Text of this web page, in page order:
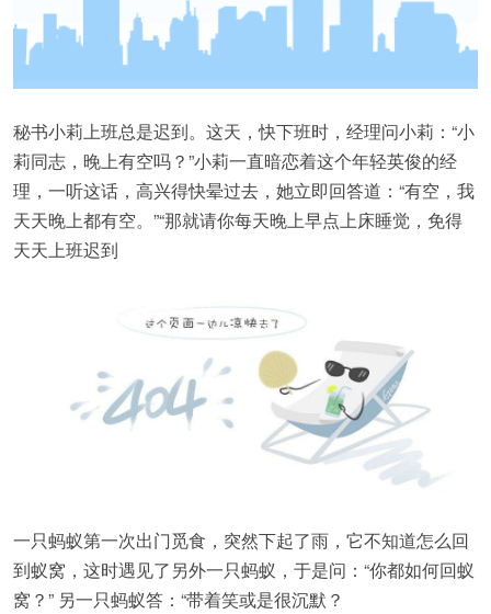
秘书小莉上班总是迟到。这天，快下班时，经理问小莉：“小
莉同志，晚上有空吗？”小莉一直暗恋着这个年轻英俊的经
理，一听这话，高兴得快晕过去，她立即回答道：“有空，我
天天晚上都有空。”“那就请你每天晚上早点上床睡觉，免得
天天上班迟到
一只蚂蚁第一次出门觅食，突然下起了雨，它不知道怎么回
到蚁窝，这时遇见了另外一只蚂蚁，于是问：“你都如何回蚁
窝？” 另一只蚂蚁答：“带着笑或是很沉默？